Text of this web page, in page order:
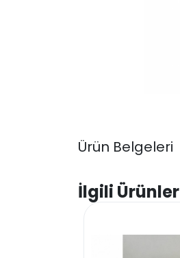
Ürün Belgeleri
İlgili Ürünler